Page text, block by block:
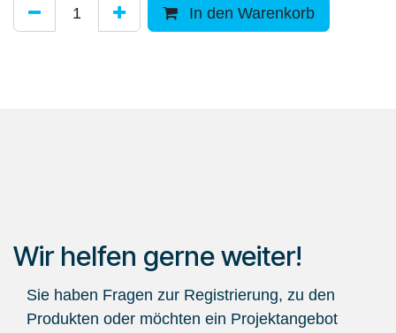
In den Warenkorb
Wir helfen gerne weiter!
Sie haben Fragen zur Registrierung, zu den
Produkten oder möchten ein Projektangebot